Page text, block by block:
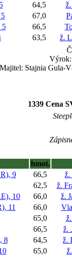
64,5
67,0
5 66,5
63,5
ž.
Výrok:
Majitel: Stajnia Gula-
1339 Cena
hmot.
9 66,5
ž.
62,5
ž.
10 66,0
ž.
11 66,0
65,0
66,5
ž.
8 64,5
ž.
65,0